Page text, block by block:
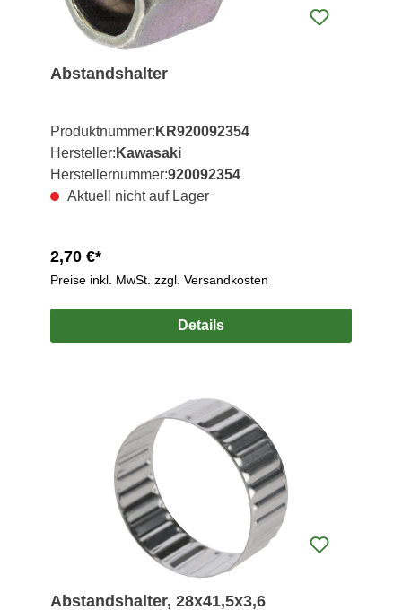
Abstandshalter
Produktnummer: KR920092354
Hersteller: Kawasaki
Herstellernummer:920092354
Aktuell nicht auf Lager
2,70 €*
Preise inkl. MwSt. zzgl. Versandkosten
Details
Abstandshalter, 28x41,5x3,6